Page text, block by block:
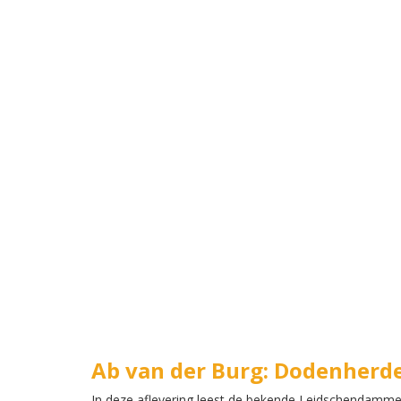
Ab van der Burg: